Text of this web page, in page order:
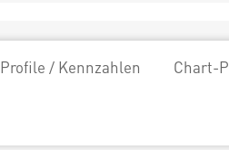
Profile / Kennzahlen Chart-